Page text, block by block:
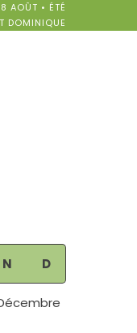
AOÛT • ÉTÉ
DOMINIQUE
N D